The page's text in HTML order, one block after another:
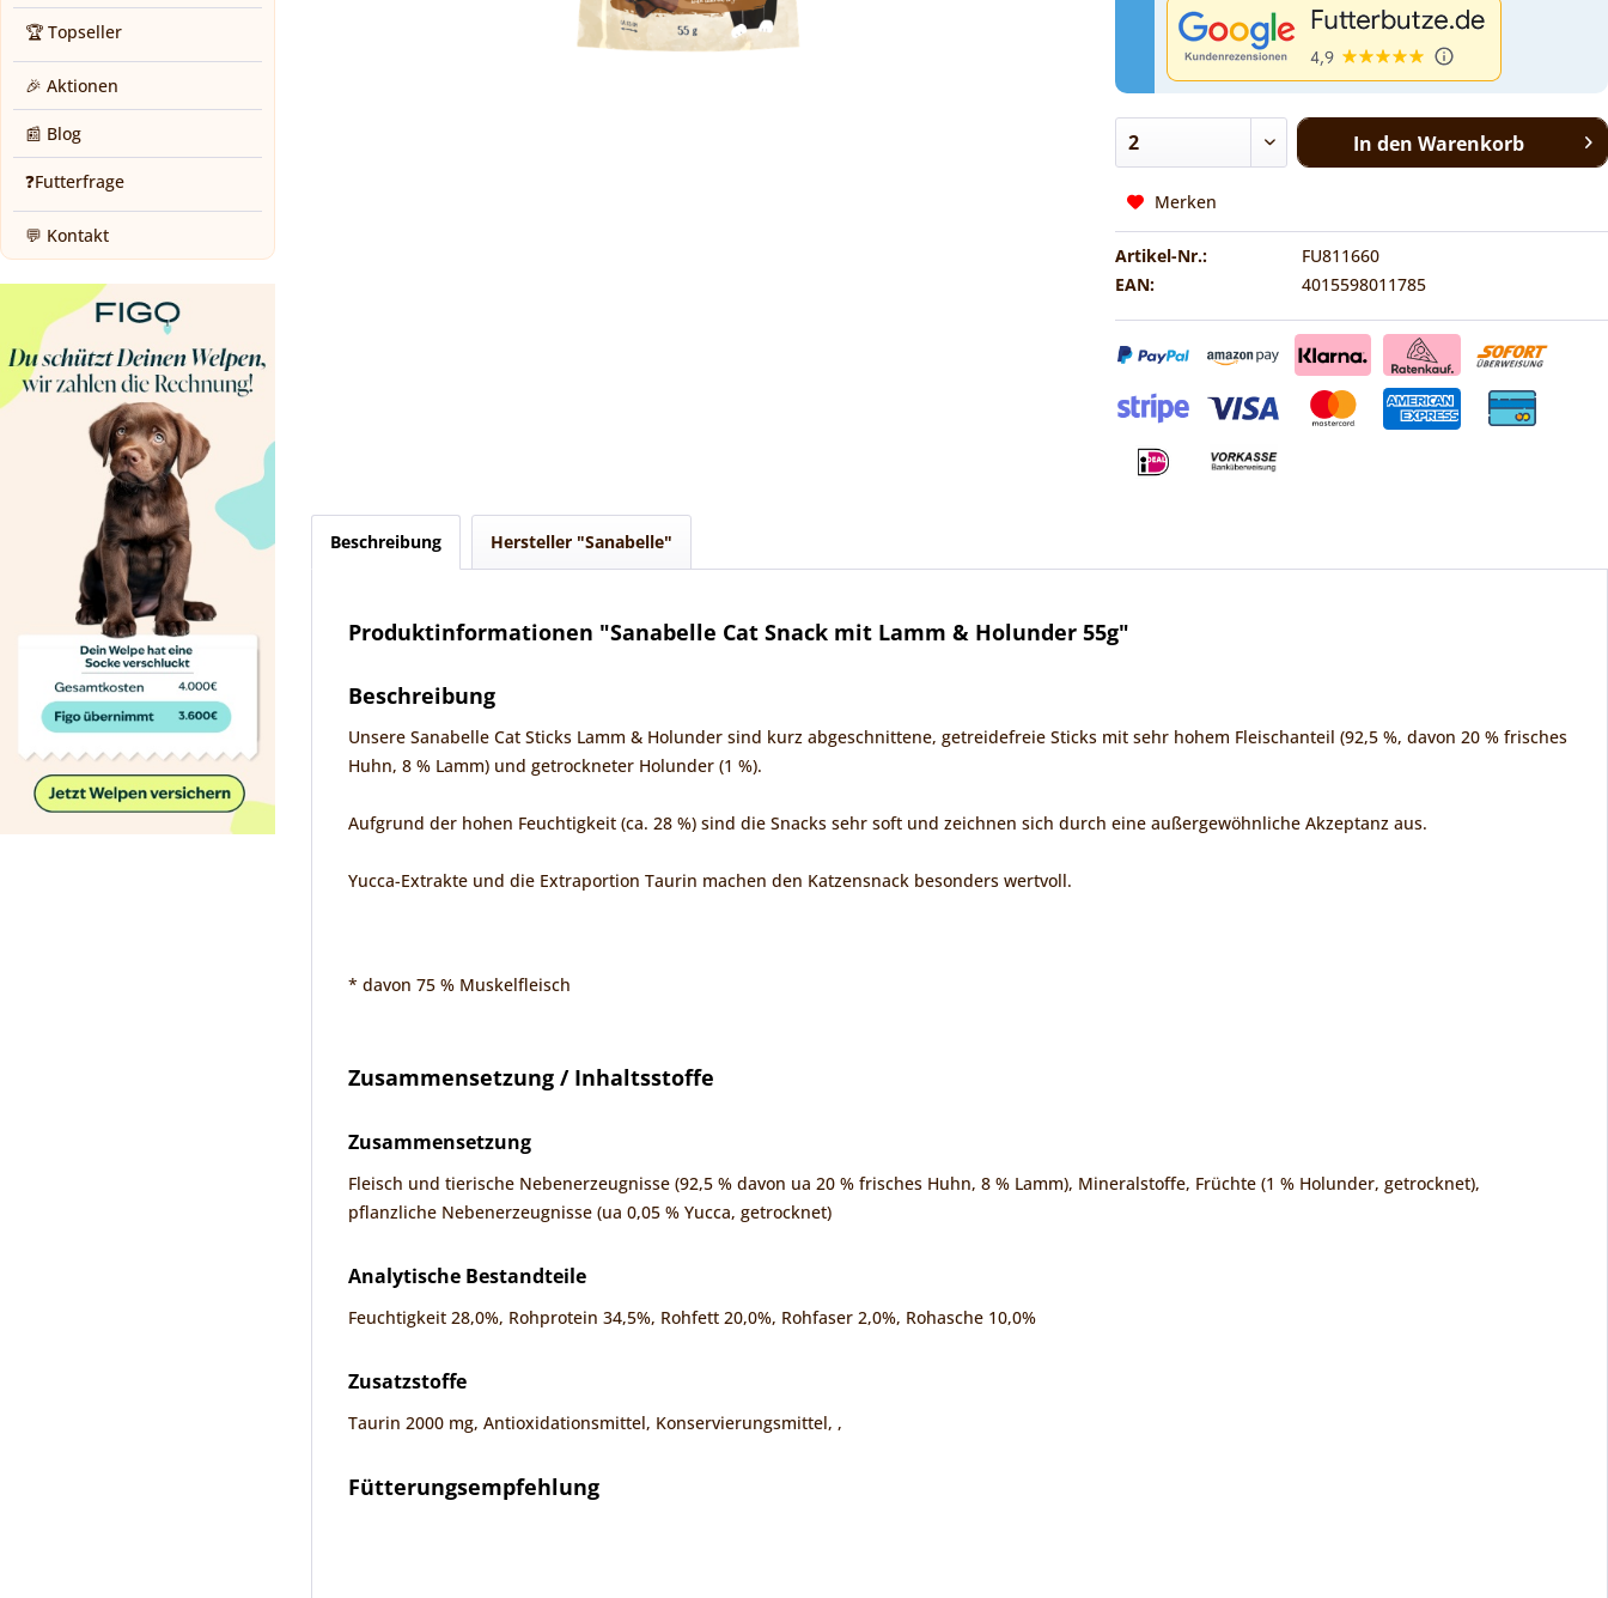
🏆 Topseller
🎉 Aktionen
📰 Blog
❓Futterfrage
💬 Kontakt
In den Warenkorb
Merken
Artikel-Nr.:
FU811660
EAN:
4015598011785
Beschreibung Hersteller "Sanabelle"
Produktinformationen "Sanabelle Cat Snack mit Lamm & Holunder 55g"
Beschreibung
Unsere Sanabelle Cat Sticks Lamm & Holunder sind kurz abgeschnittene, getreidefreie Sticks mit sehr hohem Fleischanteil (92,5 %, davon 20 % frisches
Huhn, 8 % Lamm) und getrockneter Holunder (1 %).
Aufgrund der hohen Feuchtigkeit (ca. 28 %) sind die Snacks sehr soft und zeichnen sich durch eine außergewöhnliche Akzeptanz aus.
Yucca-Extrakte und die Extraportion Taurin machen den Katzensnack besonders wertvoll.
* davon 75 % Muskelfleisch
Zusammensetzung / Inhaltsstoffe
Zusammensetzung
Fleisch und tierische Nebenerzeugnisse (92,5 % davon ua 20 % frisches Huhn, 8 % Lamm), Mineralstoffe, Früchte (1 % Holunder, getrocknet),
pflanzliche Nebenerzeugnisse (ua 0,05 % Yucca, getrocknet)
Analytische Bestandteile
Feuchtigkeit 28,0%, Rohprotein 34,5%, Rohfett 20,0%, Rohfaser 2,0%, Rohasche 10,0%
Zusatzstoffe
Taurin 2000 mg, Antioxidationsmittel, Konservierungsmittel, ,
Fütterungsempfehlung